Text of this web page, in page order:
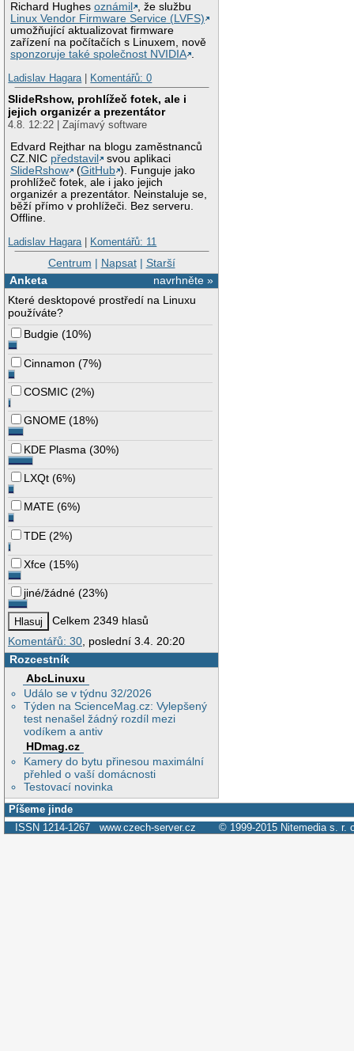
Richard Hughesoznámil
, že službu
Linux Vendor Firmware Service (LVFS)
umožňující aktualizovat firmware
zařízení na počítačích s Linuxem, nově
sponzoruje také společnost NVIDIA .
Ladislav Hagara| Komentářů: 0
SlideRshow, prohlížeč fotek, ale i
jejich organizér a prezentátor
4.8. 12:22 | Zajímavý software
Edvard Rejthar na blogu zaměstnanců
CZ.NIC představil
svou aplikaci
SlideRshow
(GitHub ). Funguje jako
prohlížeč fotek, ale i jako jejich
organizér a prezentátor. Neinstaluje se,
běží přímo v prohlížeči. Bez serveru.
Offline.
Ladislav Hagara| Komentářů: 11
Centrum | Napsat| Starší
navrhněte »
Anketa
Které desktopové prostředí na Linuxu
používáte?
Budgie (10%)
Cinnamon (7%)
COSMIC (2%)
GNOME (18%)
KDE Plasma (30%)
LXQt (6%)
MATE (6%)
TDE (2%)
Xfce (15%)
jiné/žádné (23%)
Celkem 2349 hlasů
Komentářů: 30 , poslední 3.4. 20:20
Rozcestník
AbcLinuxu
Událo se v týdnu 32/2026
Týden na ScienceMag.cz: Vylepšený
test nenašel žádný rozdíl mezi
vodíkem a antiv
HDmag.cz
Kamery do bytu přinesou maximální
přehled o vaší domácnosti
Testovací novinka
Píšeme jinde
ISSN 1214-1267 www.czech-server.cz © 1999-2015 Nitemedia s. r.